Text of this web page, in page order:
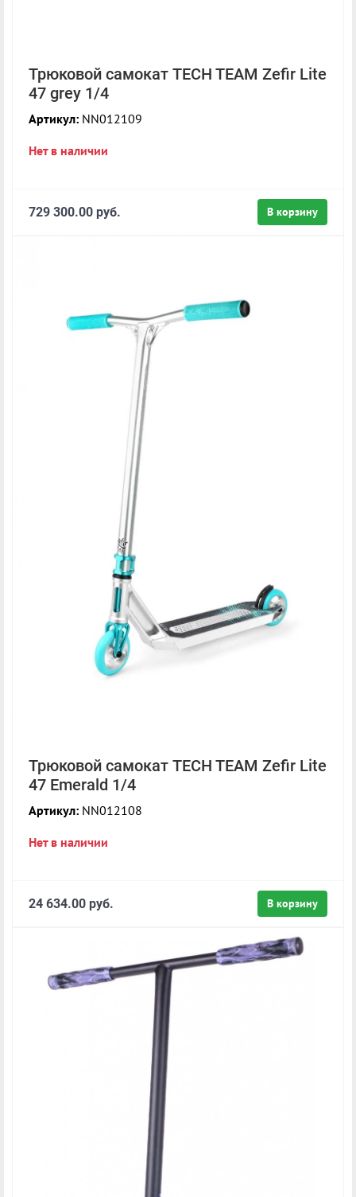
Трюковой самокат TECH TEAM Zefir Lite
47 grey 1/4
Артикул: NN012109
Нет в наличии
В корзину
729 300.00 руб.
Трюковой самокат TECH TEAM Zefir Lite
47 Emerald 1/4
Артикул: NN012108
Нет в наличии
В корзину
24 634.00 руб.